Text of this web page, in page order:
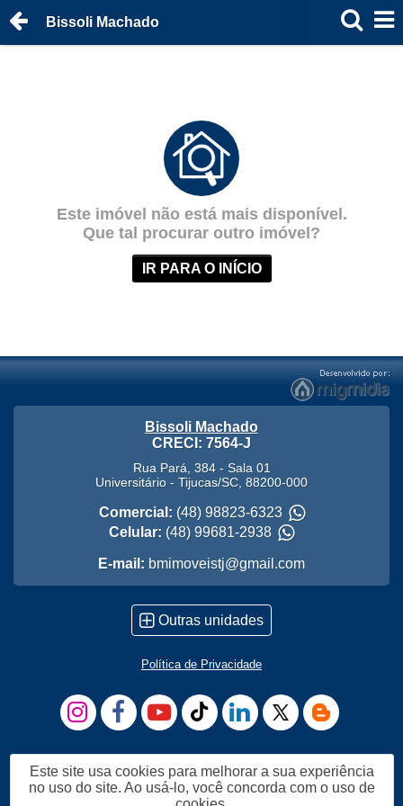
Bissoli Machado
Este imóvel não está mais disponível.
Que tal procurar outro imóvel?
IR PARA O INÍCIO
Bissoli Machado
CRECI: 7564-J
Rua Pará, 384 - Sala 01
Universitário - Tijucas/SC 88200-000
Comercial: (48) 98823-6323
Celular: (48) 99681-2938
E-mail: bmimoveistj@gmail.com
Outras unidades
Política de Privacidade
Este site usa cookies para melhorar a sua experiência
no uso do site. Ao usá-lo, você concorda com o uso de